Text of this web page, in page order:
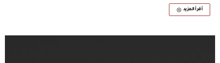
أقرأ المزيد